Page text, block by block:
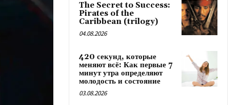
The Secret to Success:
Pirates of the
Caribbean (trilogy)
04.08.2026
420 секунд, которые
меняют всё: Как первые 7
минут утра определяют
молодость и состояние
03.08.2026